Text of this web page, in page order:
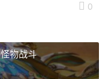
0
物战斗